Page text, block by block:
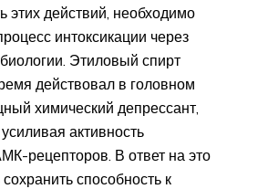
этих действий, необходимо
интоксикации через
Этиловый спирт
действовал в головном
химический депрессант,
активность
рецепторов. В ответ на это
способность к